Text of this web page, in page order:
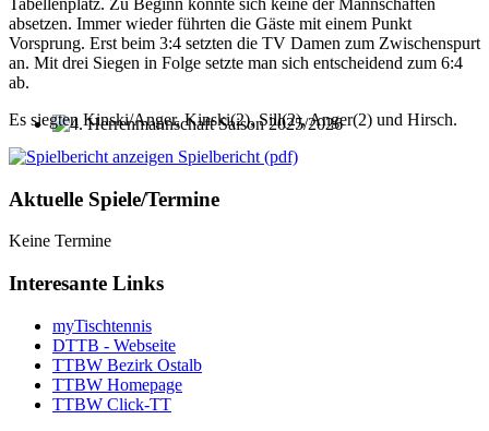
absetzen. Immer wieder führten die Gäste mit einem Punkt
Vorsprung. Erst beim 3:4 setzten die TV Damen zum Zwischenspurt
an. Mit drei Siegen in Folge setzte man sich entscheidend zum 6:4
ab.
Es siegten Kinski/Anger, Kinski(2), Sill(2), Anger(2) und Hirsch.
Spielbericht (pdf)
Aktuelle Spiele/Termine
Keine Termine
Interesante Links
myTischtennis
DTTB - Webseite
TTBW Bezirk Ostalb
TTBW Homepage
TTBW Click-TT